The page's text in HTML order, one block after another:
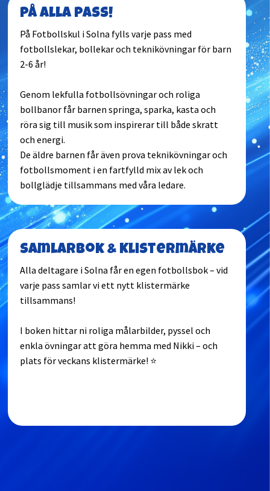
På alla pass!
På Fotbollskul i Solna fylls varje pass med
fotbollslekar, bollekar och teknikövningar för barn
2-6 år!
Genom lekfulla fotbollsövningar och roliga
bollbanor får barnen springa, sparka, kasta och
röra sig till musik som inspirerar till både skratt
och energi.
De äldre barnen får även prova teknikövningar och
fotbollsmoment i en fartfylld mix av lek och
bollglädje tillsammans med våra ledare.
Samlarbok & Klistermärke
Alla deltagare i Solna får en egen fotbollsbok – vid
varje pass samlar vi ett nytt klistermärke
tillsammans!
I boken hittar ni roliga målarbilder, pyssel och
enkla övningar att göra hemma med Nikki – och
plats för veckans klistermärke! ⭐